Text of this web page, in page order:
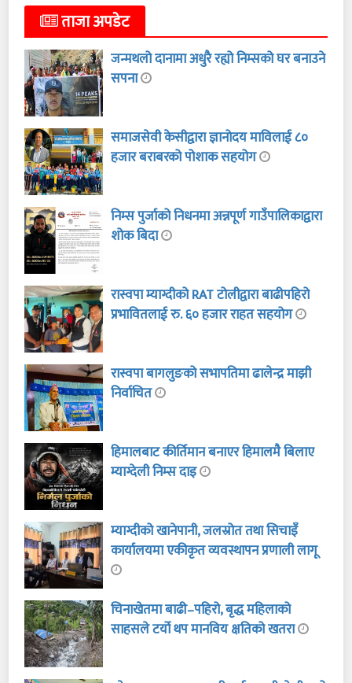
ताजा अपडेट
जन्मथलो दानामा अधुरै रह्यो निम्सको घर बनाउने
सपना
समाजसेवी केसीद्वारा ज्ञानोदय माविलाई ८०
हजार बराबरको पोशाक सहयोग
निम्स पुर्जाको निधनमा अन्नपूर्ण गाउँपालिकाद्वारा
शोक बिदा
रास्वपा म्याग्दीको RAT टोलीद्वारा बाढीपहिरो
प्रभावितलाई रु. ६० हजार राहत सहयोग
रास्वपा बागलुङको सभापतिमा ढालेन्द्र माझी
निर्वाचित
हिमालबाट कीर्तिमान बनाएर हिमालमै बिलाए
म्याग्देली निम्स दाइ
म्याग्दीको खानेपानी, जलस्रोत तथा सिचाइँ
कार्यालयमा एकीकृत व्यवस्थापन प्रणाली लागू
चिनाखेतमा बाढी–पहिरो, बृद्ध महिलाको
साहसले टर्यो थप मानविय क्षतिको खतरा